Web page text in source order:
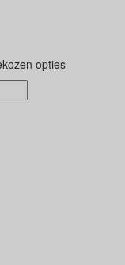
opties